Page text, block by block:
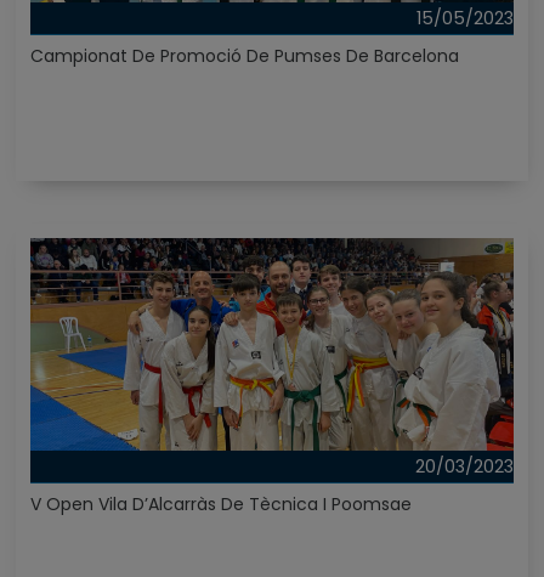
15/05/2023
Campionat De Promoció De Pumses De Barcelona
20/03/2023
V Open Vila D’Alcarràs De Tècnica I Poomsae